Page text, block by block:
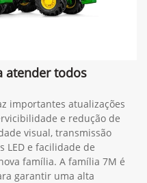
atender todos
importantes atualizações
e redução de
visual, transmissão
LED e facilidade de
família. A família 7M é
garantir uma alta